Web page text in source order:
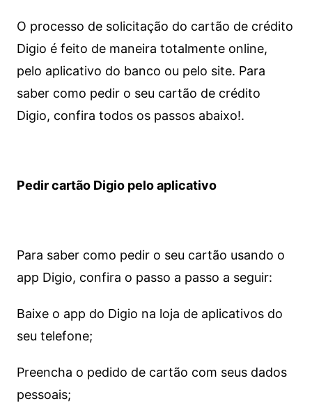
O processo de solicitação do cartão de crédito
Digio é feito de maneira totalmente online,
pelo aplicativo do banco ou pelo site. Para
saber como pedir o seu cartão de crédito
Digio, confira todos os passos abaixo!.
Pedir cartão Digio pelo aplicativo
Para saber como pedir o seu cartão usando o
app Digio, confira o passo a passo a seguir:
Baixe o app do Digio na loja de aplicativos do
seu telefone;
Preencha o pedido de cartão com seus dados
pessoais;